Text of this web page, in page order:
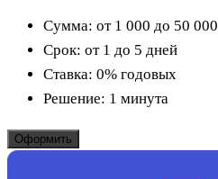
Сумма: от 1 000 до 50 000
Срок: от 1 до 5 дней
Ставка: 0% годовых
Решение: 1 минута
Оформить